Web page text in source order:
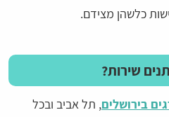
כלשהן מצידם.
שירות?
בירושלים, תל אביב ובכל